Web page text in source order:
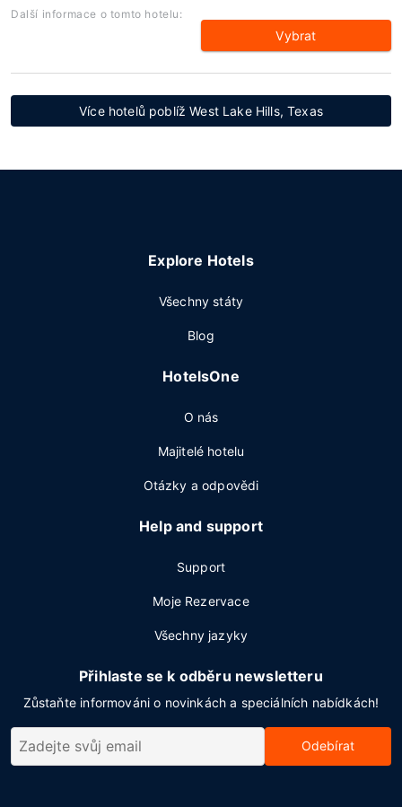
Další informace o tomto hotelu:
Vybrat
Více hotelů poblíž West Lake Hills, Texas
Explore Hotels
Všechny státy
Blog
HotelsOne
O nás
Majitelé hotelu
Otázky a odpovědi
Help and support
Support
Moje Rezervace
Všechny jazyky
Přihlaste se k odběru newsletteru
Zůstaňte informováni o novinkách a speciálních nabídkách!
Odebírat